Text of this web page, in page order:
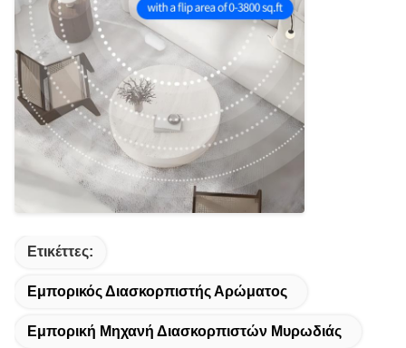
Ετικέττες:
Εμπορικός Διασκορπιστής Αρώματος
Εμπορική Μηχανή Διασκορπιστών Μυρωδιάς